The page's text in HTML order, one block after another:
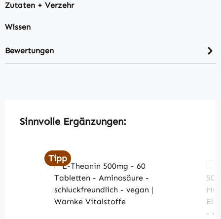
Zutaten + Verzehr
Wissen
Bewertungen
Produktgalerie überspringen
Sinnvolle Ergänzungen:
Tipp